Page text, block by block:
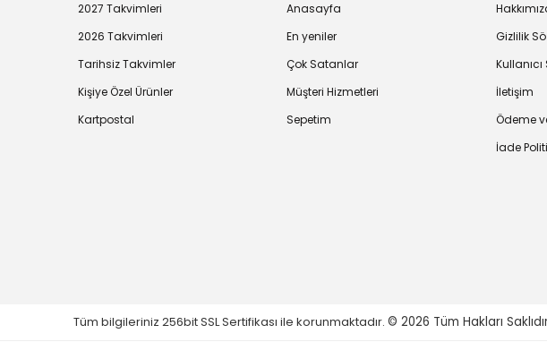
2027 Takvimleri
2026 Takvimleri
Tarihsiz Takvimler
Kişiye Özel Ürünler
Kartpostal
Anasayfa
En yeniler
Çok Satanlar
Müşteri Hizmetleri
Sepetim
Gizlilik
İletişim
Ödeme
İade
Tüm bilgileriniz 256bit SSL Sertifikası ile korunmaktadır. © 2026 Tüm Hakları